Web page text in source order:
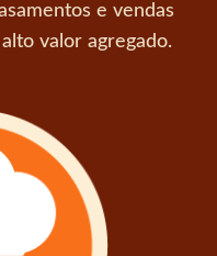
e vendas
valor agregado.